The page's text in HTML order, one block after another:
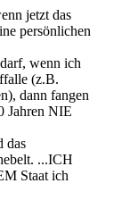
jetzt das
persönlichen
wenn ich
(z.B.
dann fangen
Jahren NIE
das
...ICH
Staat ich